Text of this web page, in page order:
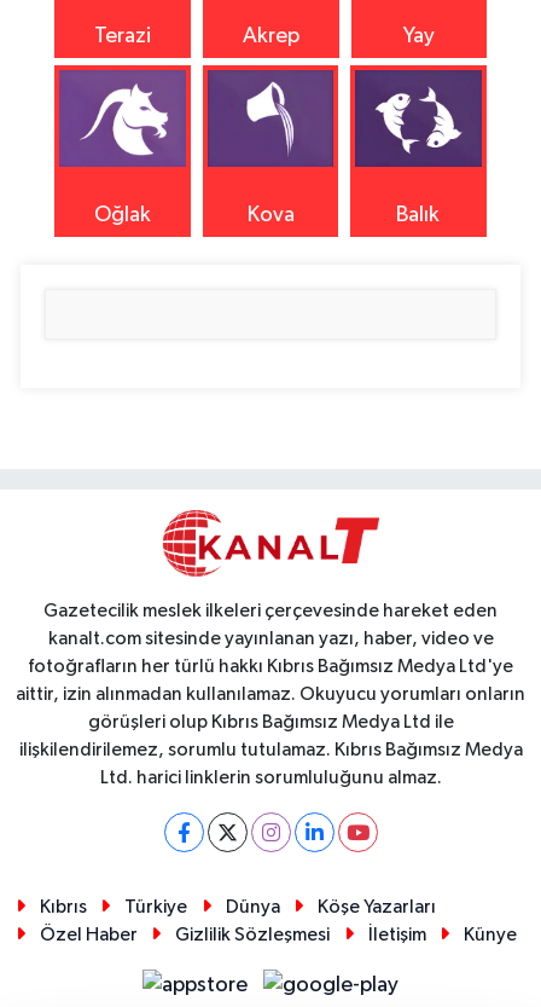
Terazi Akrep Yay
Oğlak Kova Balık
Gazetecilik meslek ilkeleri çerçevesinde hareket eden
kanalt.com sitesinde yayınlanan yazı, haber, video ve
fotoğrafların her türlü hakkı Kıbrıs Bağımsız Medya Ltd'ye
aittir, izin alınmadan kullanılamaz. Okuyucu yorumları onların
görüşleri olup Kıbrıs Bağımsız Medya Ltd ile
ilişkilendirilemez, sorumlu tutulamaz. Kıbrıs Bağımsız Medya
Ltd. harici linklerin sorumluluğunu almaz.
Kıbrıs Türkiye Dünya
Köşe Yazarları
Özel Haber
Gizlilik Sözleşmesi İletişim Künye